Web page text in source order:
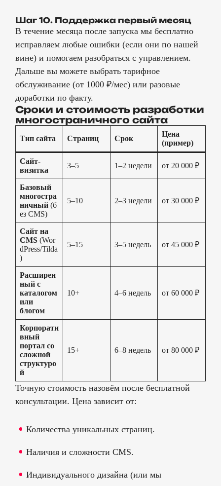
УСЛУГИ
КАЛЬКУЛЯТОР
Шаг 10. Поддержка первый месяц
В течение месяца после запуска мы бесплатно
исправляем любые ошибки (если они по нашей
вине) и помогаем разобраться с управлением.
Дальше вы можете выбрать тарифное
обслуживание (от 1000 ₽/мес) или разовые
доработки по факту.
Сроки и стоимость разработки
многостраничного сайта
Тип сайта Страниц Срок
Цена
(пример)
Сайт-
визитка
3–5 1–2 недели от 20 000 ₽
Базовый
многостра
ничный(б
ез CMS)
5–10 2–3 недели от 30 000 ₽
Сайт на
CMS(Wor
dPress/Tilda
)
5–15 3–5 недель от 45 000 ₽
Расширен
ный с
каталогом
или
блогом
10+ 4–6 недель от 60 000 ₽
Корпорати
вный
портал со
сложной
структуро
й
15+ 6–8 недель от 80 000 ₽
Точную стоимость назовём после бесплатной
консультации. Цена зависит от:
Количества уникальных страниц.
Наличия и сложности CMS.
Индивидуального дизайна (или мы